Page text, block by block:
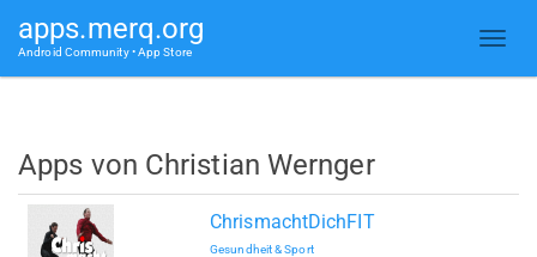
apps.merq.org
Android Community • App Store
Apps von Christian Wernger
ChrismachtDichFIT
Gesundheit & Sport